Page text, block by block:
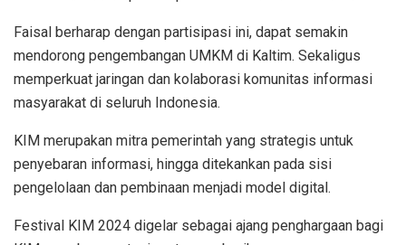
Faisal berharap dengan partisipasi ini, dapat semakin
mendorong pengembangan UMKM di Kaltim. Sekaligus
memperkuat jaringan dan kolaborasi komunitas informasi
masyarakat di seluruh Indonesia.
KIM merupakan mitra pemerintah yang strategis untuk
penyebaran informasi, hingga ditekankan pada sisi
pengelolaan dan pembinaan menjadi model digital.
Festival KIM 2024 digelar sebagai ajang penghargaan bagi